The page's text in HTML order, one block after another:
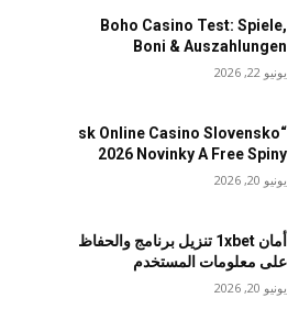
Boho Casino Test: Spiele,
Boni & Auszahlungen
يونيو 22, 2026
“sk Online Casino Slovensko
2026 Novinky A Free Spiny
يونيو 20, 2026
أمان 1xbet تنزيل برنامج والحفاظ
على معلومات المستخدم
يونيو 20, 2026